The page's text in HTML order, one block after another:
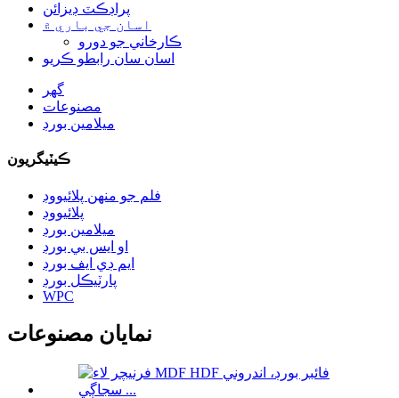
پراڊڪٽ ڊيزائن
اسان جي باري ۾
ڪارخاني جو دورو
اسان سان رابطو ڪريو
گهر
مصنوعات
ميلامين بورڊ
ڪيٽيگريون
فلم جو منهن پلائيووڊ
پلائيووڊ
ميلامين بورڊ
او ايس بي بورڊ
ايم ڊي ايف بورڊ
پارٽيڪل بورڊ
WPC
نمايان مصنوعات